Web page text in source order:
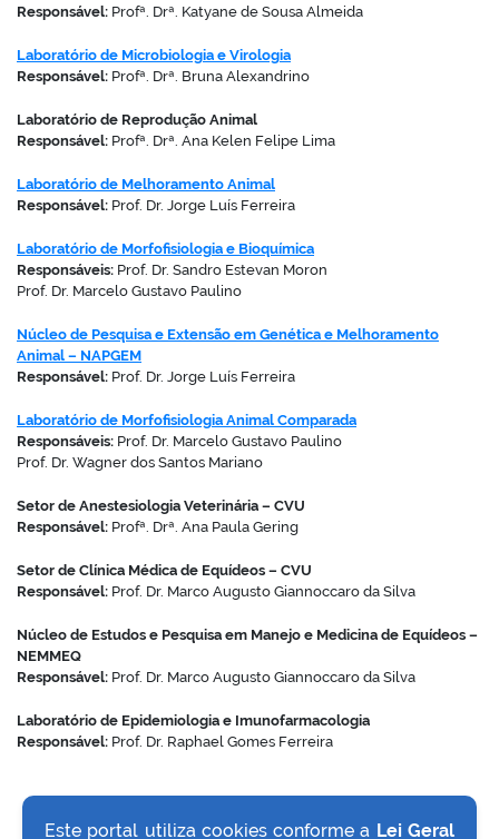
Responsável: Profª. Drª. Katyane de Sousa Almeida
Laboratório de Microbiologia e Virologia
Responsável: Profª. Drª. Bruna Alexandrino
Laboratório de Reprodução Animal
Responsável: Profª. Drª. Ana Kelen Felipe Lima
Laboratório de Melhoramento Animal
Responsável: Prof. Dr. Jorge Luís Ferreira
Laboratório de Morfofisiologia e Bioquímica
Responsáveis: Prof. Dr. Sandro Estevan Moron
Prof. Dr. Marcelo Gustavo Paulino
Núcleo de Pesquisa e Extensão em Genética e Melhoramento
Animal – NAPGEM
Responsável: Prof. Dr. Jorge Luís Ferreira
Laboratório de Morfofisiologia Animal Comparada
Responsáveis: Prof. Dr. Marcelo Gustavo Paulino
Prof. Dr. Wagner dos Santos Mariano
Setor de Anestesiologia Veterinária – CVU
Responsável: Profª. Drª. Ana Paula Gering
Setor de Clínica Médica de Equídeos – CVU
Responsável: Prof. Dr. Marco Augusto Giannoccaro da Silva
Núcleo de Estudos e Pesquisa em Manejo e Medicina de Equídeos –
NEMMEQ
Responsável: Prof. Dr. Marco Augusto Giannoccaro da Silva
Laboratório de Epidemiologia e Imunofarmacologia
Responsável: Prof. Dr. Raphael Gomes Ferreira
Este portal utiliza cookies conforme a Lei Geral